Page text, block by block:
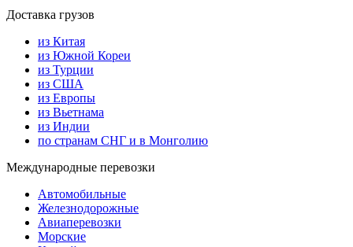
Доставка грузов
из Китая
из Южной Кореи
из Турции
из США
из Европы
из Вьетнама
из Индии
по странам СНГ и в Монголию
Международные перевозки
Автомобильные
Железнодорожные
Авиаперевозки
Морские